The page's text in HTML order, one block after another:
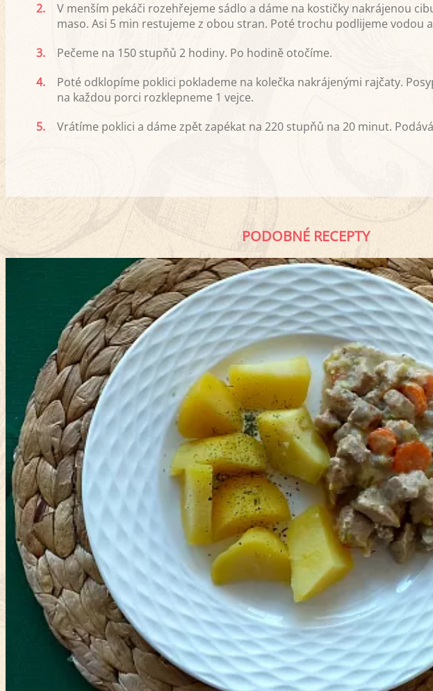
2.
V menším pekáči rozehřejeme sádlo a dáme na kostičky nakrájenou
maso. Asi 5 min restujeme z obou stran. Poté trochu podlijeme vodou
3.
Pečeme na 150 stupňů 2 hodiny. Po hodině otočíme.
4.
Poté odklopíme poklici poklademe na kolečka nakrájenými rajčaty.
na každou porci rozklepneme 1 vejce.
5.
Vrátíme poklici a dáme zpět zapékat na 220 stupňů na 20 minut.
PODOBNÉ RECEPTY